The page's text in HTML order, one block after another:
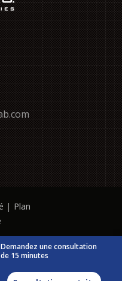
| Plan
Demandez une consultation
de 15 minutes